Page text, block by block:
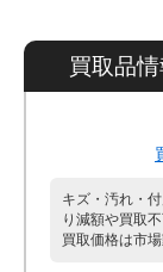
買取品
キズ・汚れ・
り減額や買取
買取価格は市